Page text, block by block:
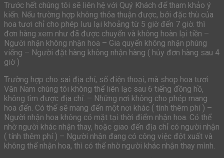
Trước hết chúng tôi sẽ liên hệ với Quý Khách để tham khảo ý
kiến. Nếu trường hợp không thỏa thuận được, bởi đặc thù của
hoa tươi chỉ cho phép lưu lại khoảng từ 5 giờ đến 7 giờ. thì
đơn hàng xem như đã được chuyển và không hoàn lại tiền –
Người nhận không nhận hoa – Gia quyến không nhận phúng
viếng – Người đặt hàng không nhận hàng ( hủy đơn hàng sau 4
giờ )
Trường hợp cho sai địa chỉ, số điện thoại, mà shop hoa tươi
Văn Nam chúng tôi không thể liên lạc sau 6 tiếng đồng hồ,
không tìm được địa chỉ. – Những nơi không cho phép mang
hoa đến. Có thể sẽ mang đến một nơi khác ( tính thêm phí ) –
Người nhận hoa không có mặt tại thời điểm nhận hoa. Có thể
nhờ người khác nhận thay, hoặc giao đến địa chỉ có người nhận
( tính thêm phí ) – Người nhận đang có công việc đột xuất và
không thể nhận hoa, thì có thể nhờ người khác nhận thay mình.